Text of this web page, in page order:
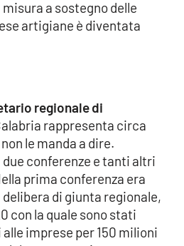
a sostegno delle
artigiane è diventata
regionale di
rappresenta circa
le manda a dire.
conferenze e tanti altri
prima conferenza era
di giunta regionale,
con la quale sono stati
imprese per 150 milioni